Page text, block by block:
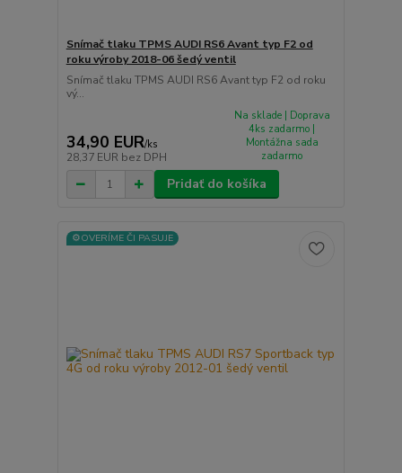
Snímač tlaku TPMS AUDI RS6 Avant typ F2 od
roku výroby 2018-06 šedý ventil
Snímač tlaku TPMS AUDI RS6 Avant typ F2 od roku
vý...
34,90 EUR/ks
28,37 EUR bez DPH
Na sklade | Doprava
4ks zadarmo |
Montážna sada
zadarmo
Pridať do košíka
⚙️OVERÍME ČI PASUJE